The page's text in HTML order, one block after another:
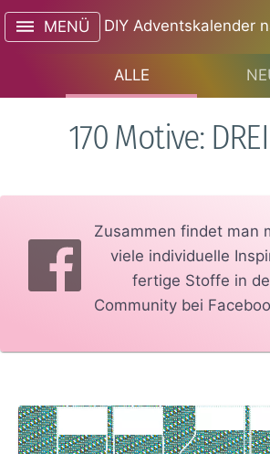
MENÜ DIY Adventskalender
ALLE
170 Motive:
Zusammen findet man
viele individuelle
fertige Stoffe in
Community bei